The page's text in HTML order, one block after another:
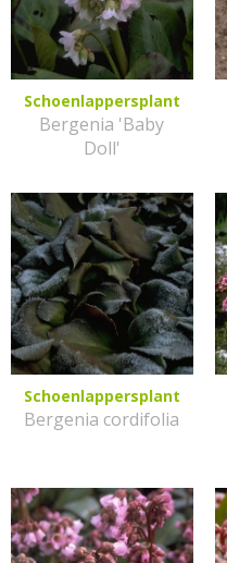
Schoenlappersplant
Bergenia 'Baby
Doll'
Schoenlappersplant
Bergenia cordifolia